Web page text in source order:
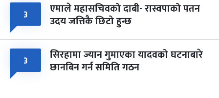
३ एमाले महासचिवको दाबी- रास्वपाको पतन
उदय जत्तिकै छिटो हुन्छ
३ सिरहामा ज्यान गुमाएका यादवको घटनाबारे
छानबिन गर्न समिति गठन